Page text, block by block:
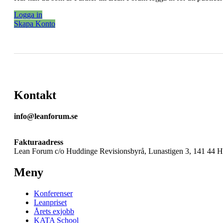
Logga in
Skapa Konto
Kontakt
info@leanforum.se
Fakturaadress
Lean Forum c/o Huddinge Revisionsbyrå, Lunastigen 3, 141 44
Meny
Konferenser
Leanpriset
Årets exjobb
KATA School